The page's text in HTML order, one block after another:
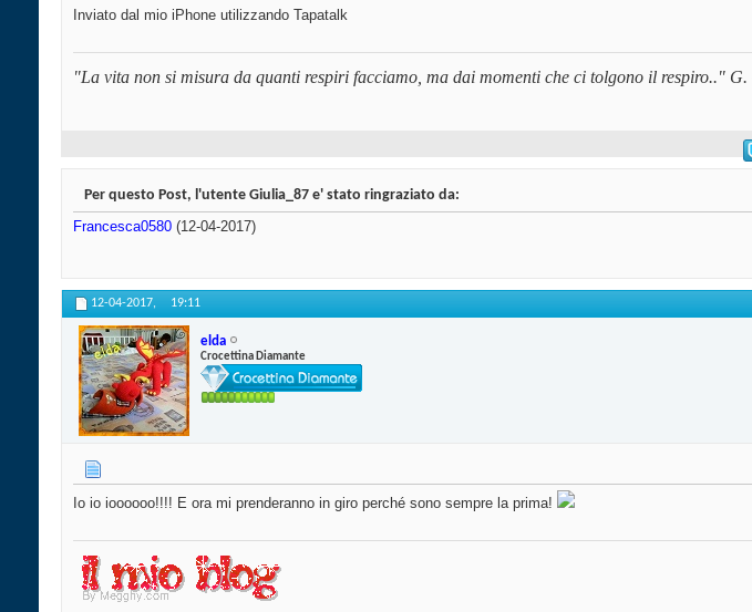
Inviato dal mio iPhone utilizzando Tapatalk
"La vita non si misura da quanti respiri facciamo, ma dai momenti che ci tolgono il respiro.."
Per questo Post, l'utente Giulia_87 e' stato ringraziato da:
Francesca0580 (12-04-2017)
12-04-2017, 19:11
elda
Crocettina Diamante
Io io ioooooo!!!! E ora mi prenderanno in giro perché sono sempre la prima!